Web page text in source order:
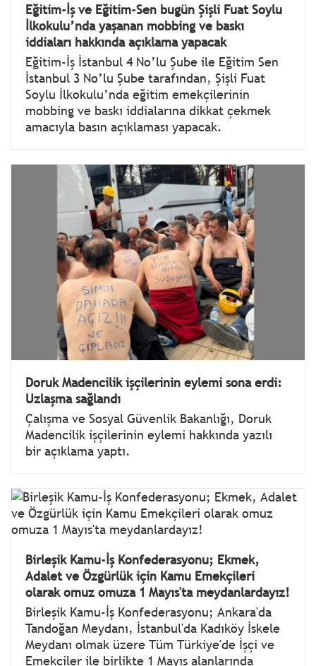
Eğitim-İş ve Eğitim-Sen bugün Şişli Fuat Soylu
İlkokulu’nda yaşanan mobbing ve baskı
iddiaları hakkında açıklama yapacak
Eğitim-İş İstanbul 4 No’lu Şube ile Eğitim Sen
İstanbul 3 No’lu Şube tarafından, Şişli Fuat
Soylu İlkokulu’nda eğitim emekçilerinin
mobbing ve baskı iddialarına dikkat çekmek
amacıyla basın açıklaması yapacak.
Doruk Madencilik işçilerinin eylemi sona erdi:
Uzlaşma sağlandı
Çalışma ve Sosyal Güvenlik Bakanlığı, Doruk
Madencilik işçilerinin eylemi hakkında yazılı
bir açıklama yaptı.
Birleşik Kamu-İş Konfederasyonu; Ekmek,
Adalet ve Özgürlük için Kamu Emekçileri
olarak omuz omuza 1 Mayıs'ta meydanlardayız!
Birleşik Kamu-İş Konfederasyonu; Ankara'da
Tandoğan Meydanı, İstanbul'da Kadıköy İskele
Meydanı olmak üzere Tüm Türkiye'de İşçi ve
Emekçiler ile birlikte 1 Mayıs alanlarında